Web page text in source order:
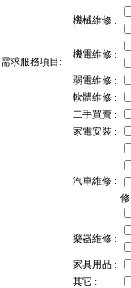
需求服務項目:
機械維修 :
機電維修 :
弱電維修 :
軟體維修 :
二手買賣 :
家電安裝 :
汽車維修 :
修
樂器維修 :
家具用品 :
其它 :